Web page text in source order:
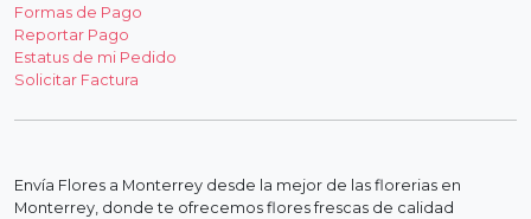
Formas de Pago
Reportar Pago
Estatus de mi Pedido
Solicitar Factura
Envía Flores a Monterrey desde la mejor de las florerias en
Monterrey, donde te ofrecemos flores frescas de calidad